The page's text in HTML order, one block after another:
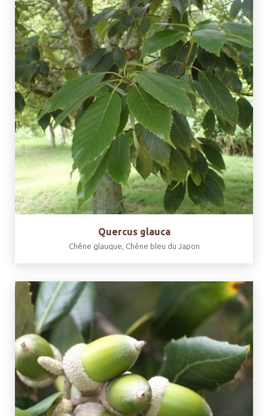
Quercus glauca
Chêne glauque, Chêne bleu du Japon